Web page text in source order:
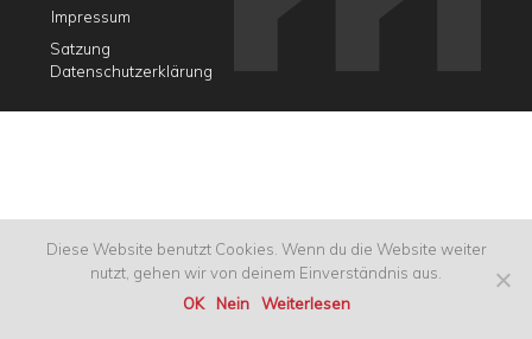
Impressum
Satzung
Datenschutzerklärung
Diese Website benutzt Cookies. Wenn du die Website weiter
nutzt, gehen wir von deinem Einverständnis aus.
OK
Nein Weiterlesen